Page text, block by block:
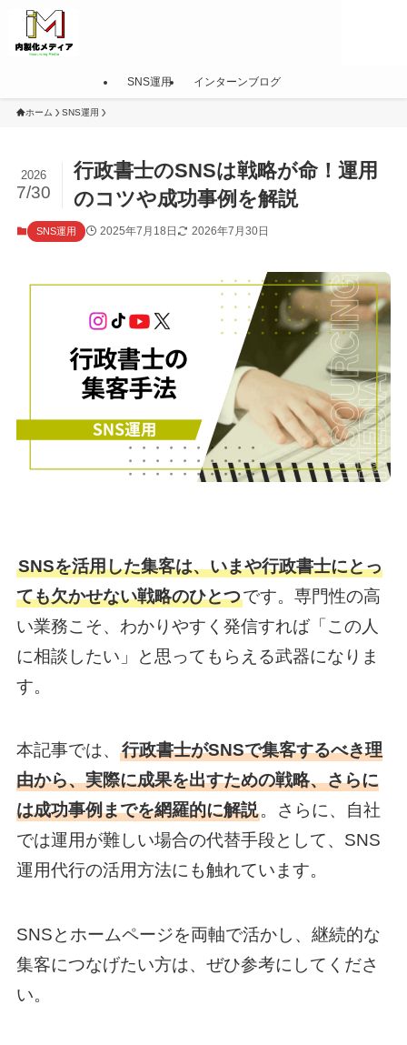
SNS運用 インターンブログ
ホーム SNS運用
行政書士のSNSは戦略が命！運用
のコツや成功事例を解説
2026
7/30
SNS運用 2025年7月18日 2026年7月30日
SNSを活用した集客は、いまや行政書士にとっ
ても欠かせない戦略のひとつです。専門性の高
い業務こそ、わかりやすく発信すれば「この人
に相談したい」と思ってもらえる武器になりま
す。
本記事では、 行政書士がSNSで集客するべき理
由から、実際に成果を出すための戦略、さらに
は成功事例までを網羅的に解説。さらに、自社
では運用が難しい場合の代替手段として、SNS
運用代行の活用方法にも触れています。
SNSとホームページを両軸で活かし、継続的な
集客につなげたい方は、ぜひ参考にしてくださ
い。